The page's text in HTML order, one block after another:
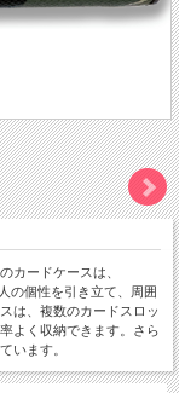
カードケースは、
の個性を引き立て、周囲
は、複数のカードスロッ
よく収納できます。さら
います。